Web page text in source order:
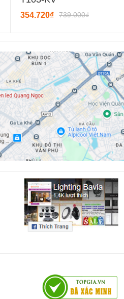
354.720₫ 739.000₫